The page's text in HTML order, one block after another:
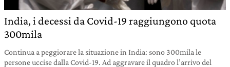
India, i decessi da Covid-19 raggiungono quota
300mila
Continua a peggiorare la situazione in India: sono 300mila le
persone uccise dalla Covid-19. Ad aggravare il quadro l’arrivo del